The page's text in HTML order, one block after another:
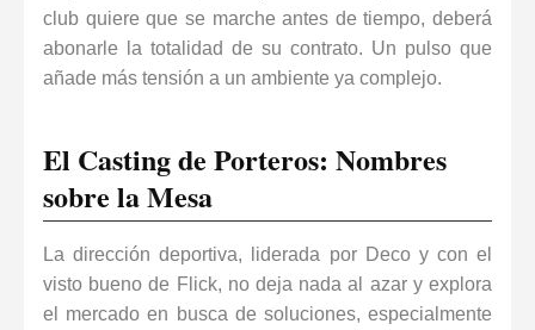
club quiere que se marche antes de tiempo, deberá
abonarle la totalidad de su contrato. Un pulso que
añade más tensión a un ambiente ya complejo.
El Casting de Porteros: Nombres
sobre la Mesa
La dirección deportiva, liderada por Deco y con el
visto bueno de Flick, no deja nada al azar y explora
el mercado en busca de soluciones, especialmente